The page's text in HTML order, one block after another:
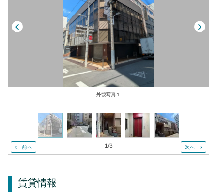
外観写真１
前へ 1/3 次へ
賃貸情報